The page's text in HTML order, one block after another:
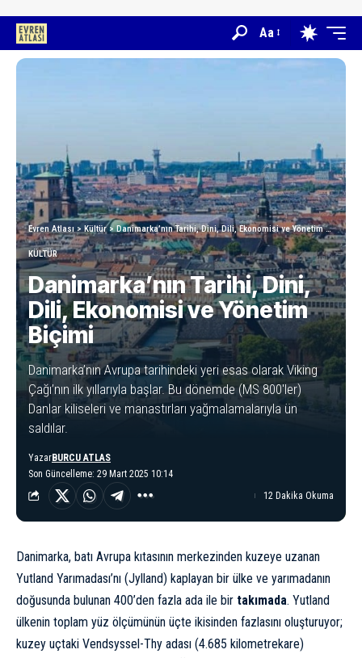
Aa
Evren Atlası > Kültür>Danimarka’nın Tarihi, Dini, Dili, Ekonomisi ve Yönetim Biçimi
KÜLTÜR
Danimarka’nın Tarihi, Dini,
Dili, Ekonomisi ve Yönetim
Biçimi
Danimarka’nın Avrupa tarihindeki yeri esas olarak Viking
Çağı’nın ilk yıllarıyla başlar. Bu dönemde (MS 800'ler)
Danlar kiliseleri ve manastırları yağmalamalarıyla ün
saldılar.
Son Güncelleme: 29 Mart 2025 10:14
YazarBURCU ATLAS
12 Dakika Okuma
Danimarka, batı Avrupa kıtasının merkezinden kuzeye uzanan
Yutland Yarımadası’nı (Jylland) kaplayan bir ülke ve yarımadanın
doğusunda bulunan 400’den fazla ada ile bir takımada. Yutland
ülkenin toplam yüz ölçümünün üçte ikisinden fazlasını oluşturuyor;
kuzey uçtaki Vendsyssel-Thy adası (4.685 kilometrekare)